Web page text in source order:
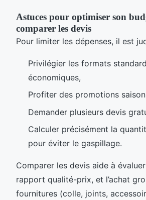
Astuces pour optimiser son
comparer les devis
Pour limiter les dépenses, il est
Privilégier les formats
économiques,
Profiter des promotions
Demander plusieurs devis
Calculer précisément la
pour éviter le gaspillage.
Comparer les devis aide à
rapport qualité-prix, et l’achat
fournitures (colle, joints,